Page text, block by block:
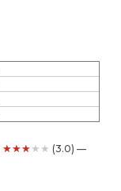
★★★★★ (3.0) —